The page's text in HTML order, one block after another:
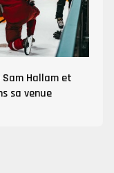
Hallam et
sa venue